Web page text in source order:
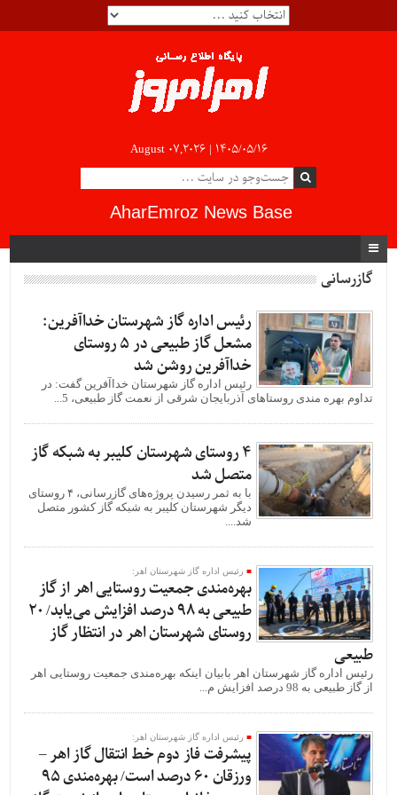
August 07,2026 | ۱۴۰۵/۰۵/۱۶
AharEmroz News Base
گازرسانی
رئیس اداره گاز شهرستان خداآفرین:
مشعل گاز طبیعی در 5 روستای
خداآفرین روشن شد
رئیس اداره گاز شهرستان خداآفرین گفت: در
تداوم بهره مندی روستاهای آذربایجان شرقی از نعمت گاز طبیعی، 5...
۴ روستای شهرستان کلیبر به شبکه گاز
متصل شد
با به ثمر رسیدن پروژه‌های گازرسانی، ۴ روستای
دیگر شهرستان کلیبر به شبکه گاز کشور متصل
شد....
رئیس اداره گاز شهرستان اهر:
بهره‌مندی جمعیت روستایی اهر از گاز
طبیعی به 98 درصد افزایش می‌یابد/ 20
روستای شهرستان اهر در انتظار گاز
طبیعی
رئیس اداره گاز شهرستان اهر بابیان اینکه بهره‌مندی جمعیت روستایی اهر
از گاز طبیعی به 98 درصد افزایش م...
رئیس اداره گاز شهرستان اهر:
پیشرفت فاز دوم خط انتقال گاز اهر –
ورزقان 60 درصد است/ بهره‌مندی 95